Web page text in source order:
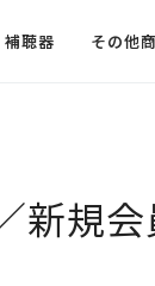
補聴器 その他
新規